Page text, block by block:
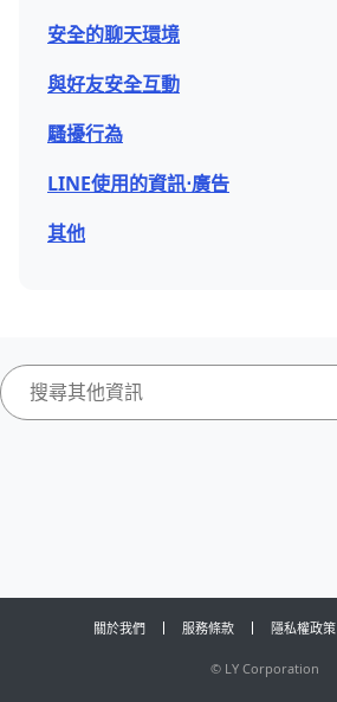
安全的聊天環境
與好友安全互動
騷擾行為
LINE使用的資訊⋅廣告
其他
關於我們 服務條款 隱私權政策
© LY Corporation